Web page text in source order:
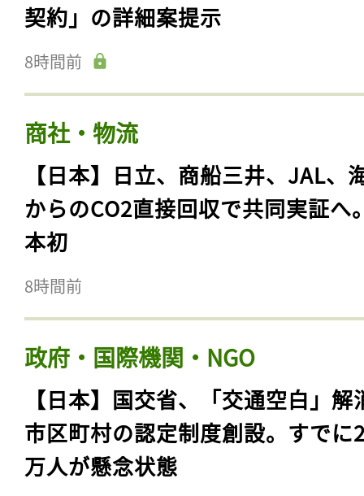
契約」の詳細案提示
8時間前
商社・物流
【日本】日立、商船三井、JAL、
からのCO2直接回収で共同実証へ
本初
8時間前
政府・国際機関・NGO
【日本】国交省、「交通空白」解
市区町村の認定制度創設。すでに
万人が懸念状態